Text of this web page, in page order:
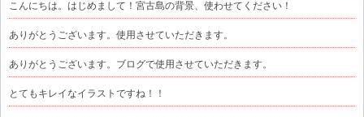
こんにちは。はじめまして！宮古島の背景、使わせてください！
ありがとうございます。使用させていただきます。
ありがとうございます。ブログで使用させていただきます。
とてもキレイなイラストですね！！